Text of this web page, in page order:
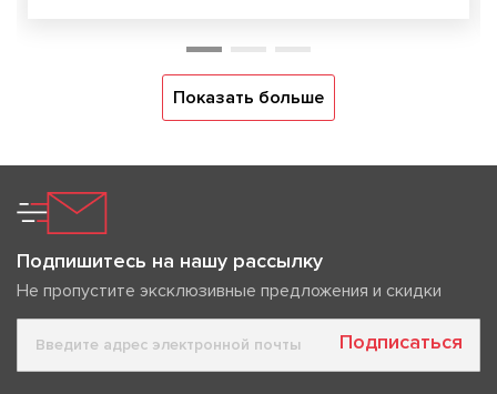
Показать больше
Подпишитесь на нашу рассылку
Не пропустите эксклюзивные предложения и скидки
Подписаться